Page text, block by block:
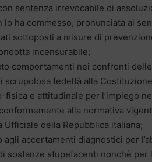
sentenza irrevocabile di
lo ha commesso, pronunciata ai
sottoposti a misure di
incensurabile;
comportamenti nei confronti
scrupolosa fedeltà alla
fisica e attitudinale per l’impiego
alla normativa
Ufficiale della Repubblica italiana;
agli accertamenti diagnostici per
sostanze stupefacenti nonchè